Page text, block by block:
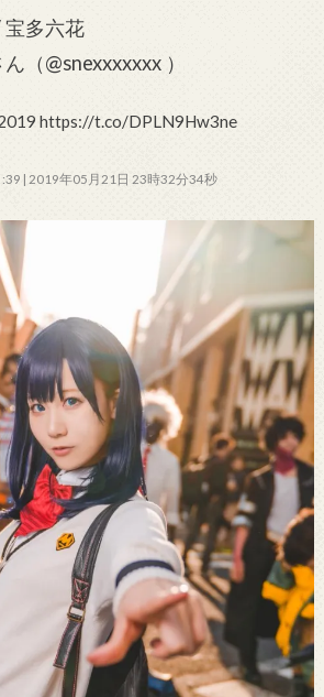
宝多六花
（@snexxxxxxx ）
https://t.co/DPLN9Hw3ne
| 2019年05月21日 23時32分34秒